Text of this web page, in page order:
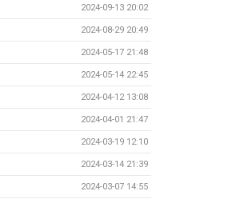
2024-09-13 20:02
2024-08-29 20:49
2024-05-17 21:48
2024-05-14 22:45
2024-04-12 13:08
2024-04-01 21:47
2024-03-19 12:10
2024-03-14 21:39
2024-03-07 14:55